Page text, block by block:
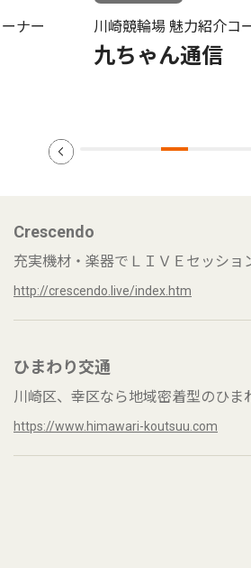
ナー 川崎競輪場 魅力紹介コ
九ちゃん通信
Crescendo
充実機材・楽器でＬＩＶＥセッショ
http://crescendo.live/index.htm
ひまわり交通
川崎区、幸区なら地域密着型のひま
https://www.himawari-koutsuu.com